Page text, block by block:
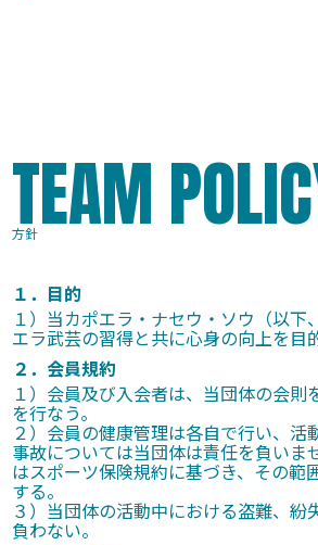
TEAM
方針
１．目的
１）当カポエラ・ナセウ・ソウ（以下
エラ武芸の習得と共に心身の向上を目
２．会員規約
１）会員及び入会者は、当団体の会則
を行なう。
２）会員の健康管理は各自で行い、活
事故については当団体は責任を負いま
はスポーツ保険規約に基づき、その範
する。
３）当団体の活動中における盗難、紛
負わない。